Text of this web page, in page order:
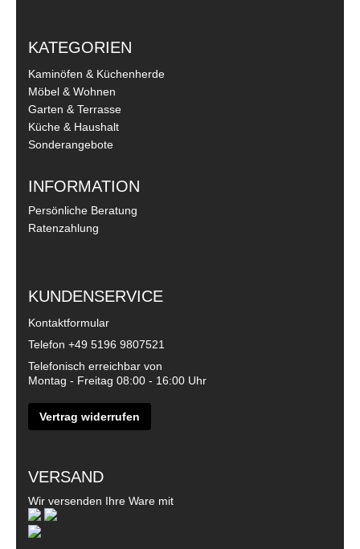
KATEGORIEN
Kaminöfen & Küchenherde
Möbel & Wohnen
Garten & Terrasse
Küche & Haushalt
Sonderangebote
INFORMATION
Persönliche Beratung
Ratenzahlung
KUNDENSERVICE
Kontaktformular
Telefon +49 5196 9807521
Telefonisch erreichbar von
Montag - Freitag 08:00 - 16:00 Uhr
Vertrag widerrufen
VERSAND
Wir versenden Ihre Ware mit